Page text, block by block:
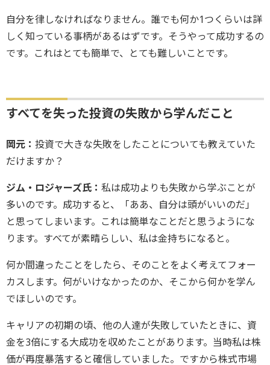
自分を律しなければなりません。誰でも何か1つくらいは詳
しく知っている事柄があるはずです。そうやって成功するの
です。これはとても簡単で、とても難しいことです。
すべてを失った投資の失敗から学んだこと
岡元： 投資で大きな失敗をしたことについても教えていた
だけますか？
ジム・ロジャーズ氏： 私は成功よりも失敗から学ぶことが
多いのです。成功すると、「ああ、自分は頭がいいのだ」
と思ってしまいます。これは簡単なことだと思うようにな
ります。すべてが素晴らしい、私は金持ちになると。
何か間違ったことをしたら、そのことをよく考えてフォー
カスします。何がいけなかったのか、そこから何かを学ん
でほしいのです。
キャリアの初期の頃、他の人達が失敗していたときに、資
金を3倍にする大成功を収めたことがあります。当時私は株
価が再度暴落すると確信していました。ですから株式市場